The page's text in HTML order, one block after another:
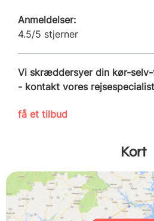
Anmeldelser:
4.5/5 stjerner
Vi skræddersyer din kør-
- kontakt vores
få et tilbud
Kort